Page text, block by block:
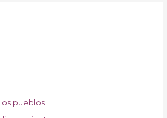
pueblos